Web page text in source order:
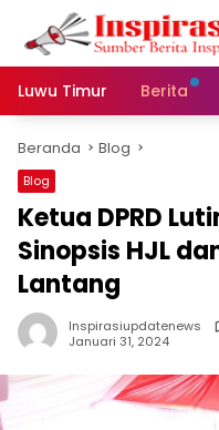
Langsung
konten
Luwu Timur
Berita
Beranda Blog
Blog
Ketua DPRD
Sinopsis HJL
Lantang
Inspirasiupdatenews
Januari 31, 2024